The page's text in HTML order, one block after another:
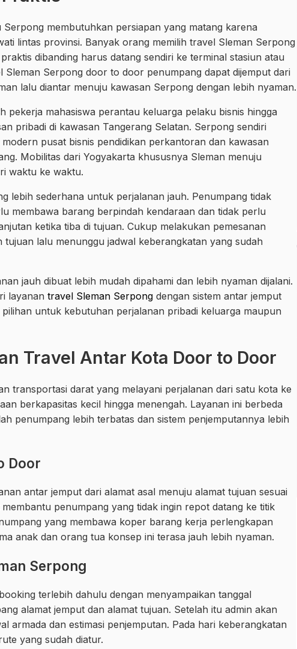
Serpong membutuhkan persiapan yang matang karena
lintas provinsi. Banyak orang memilih travel Sleman Serpong
dibanding harus datang sendiri ke terminal stasiun atau
Sleman Serpong door to door penumpang dapat dijemput dari
lalu diantar menuju kawasan Serpong dengan lebih nyaman.
pekerja mahasiswa perantau keluarga pelaku bisnis hingga
pribadi di kawasan Tangerang Selatan. Serpong sendiri
pusat bisnis pendidikan perkantoran dan kawasan
Mobilitas dari Yogyakarta khususnya Sleman menuju
waktu ke waktu.
lebih sederhana untuk perjalanan jauh. Penumpang tidak
membawa barang berpindah kendaraan dan tidak perlu
ketika tiba di tujuan. Cukup melakukan pemesanan
tujuan lalu menunggu jadwal keberangkatan yang sudah
jauh dibuat lebih mudah dipahami dan lebih nyaman dijalani.
layanan travel Sleman Serpong dengan sistem antar jemput
untuk kebutuhan perjalanan pribadi keluarga maupun
Travel Antar Kota Door to Door
transportasi darat yang melayani perjalanan dari satu kota ke
berkapasitas kecil hingga menengah. Layanan ini berbeda
penumpang lebih terbatas dan sistem penjemputannya lebih
Door
antar jemput dari alamat asal menuju alamat tujuan sesuai
penumpang yang tidak ingin repot datang ke titik
yang membawa koper barang kerja perlengkapan
anak dan orang tua konsep ini terasa jauh lebih nyaman.
Serpong
terlebih dahulu dengan menyampaikan tanggal
alamat jemput dan alamat tujuan. Setelah itu admin akan
armada dan estimasi penjemputan. Pada hari keberangkatan
yang sudah diatur.